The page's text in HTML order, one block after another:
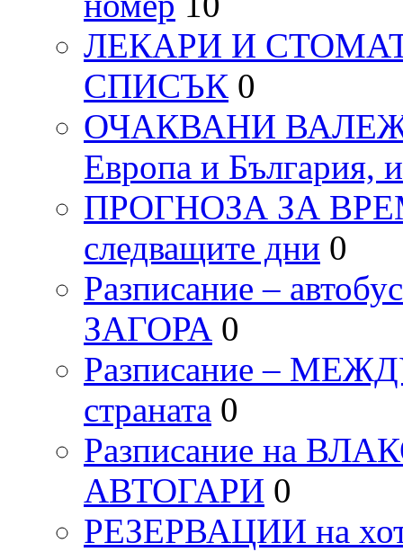
ЛЕКАРИ И
СПИСЪК 0
ОЧАКВАНИ ВАЛЕЖИ
Европа и България,
ПРОГНОЗА ЗА
следващите дни 0
Разписание –
ЗАГОРА 0
Разписание –
страната 0
Разписание на
АВТОГАРИ 0
РЕЗЕРВАЦИИ на